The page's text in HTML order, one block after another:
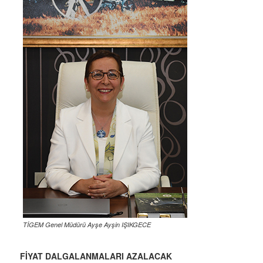
TİGEM Genel Müdürü Ayşe Ayşin IŞIKGECE
FİYAT DALGALANMALARI AZALACAK